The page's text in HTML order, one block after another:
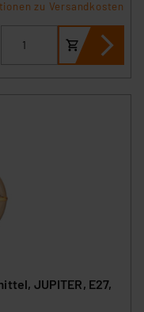
zu Versandkosten
JUPITER, E27,